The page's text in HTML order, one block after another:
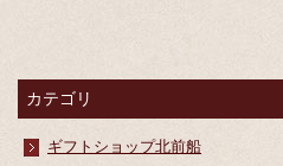
カテゴリ
ギフトショップ北前船